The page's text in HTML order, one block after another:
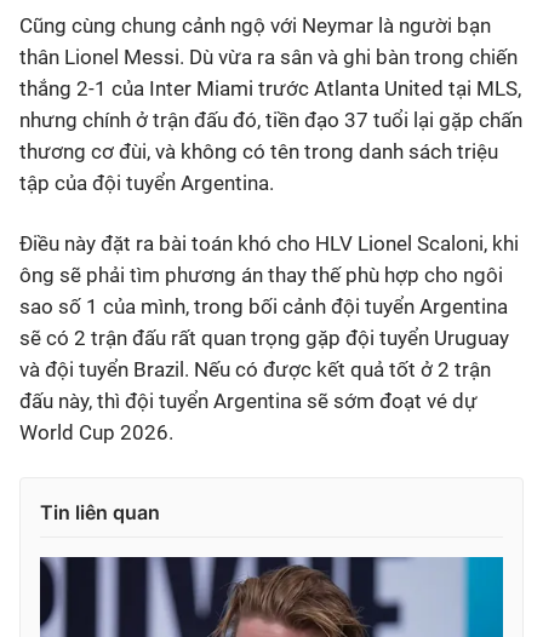
Cũng cùng chung cảnh ngộ với Neymar là người bạn
thân Lionel Messi. Dù vừa ra sân và ghi bàn trong chiến
thắng 2-1 của Inter Miami trước Atlanta United tại MLS,
nhưng chính ở trận đấu đó, tiền đạo 37 tuổi lại gặp chấn
thương cơ đùi, và không có tên trong danh sách triệu
tập của đội tuyển Argentina.
Điều này đặt ra bài toán khó cho HLV Lionel Scaloni, khi
ông sẽ phải tìm phương án thay thế phù hợp cho ngôi
sao số 1 của mình, trong bối cảnh đội tuyển Argentina
sẽ có 2 trận đấu rất quan trọng gặp đội tuyển Uruguay
và đội tuyển Brazil. Nếu có được kết quả tốt ở 2 trận
đấu này, thì đội tuyển Argentina sẽ sớm đoạt vé dự
World Cup 2026.
Tin liên quan